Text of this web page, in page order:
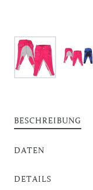
BESCHREIBUNG
DATEN
DETAILS